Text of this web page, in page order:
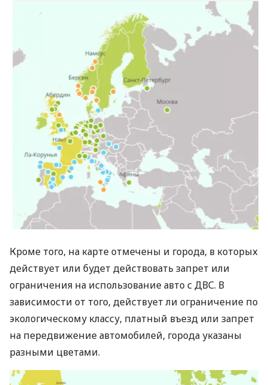
Кроме того, на карте отмечены и города, в которых
действует или будет действовать запрет или
ограничения на использование авто сДВС. В
зависимости от того, действует ли ограничение по
экологическому классу, платный въезд или запрет
на передвижение автомобилей, города указаны
разными цветами.